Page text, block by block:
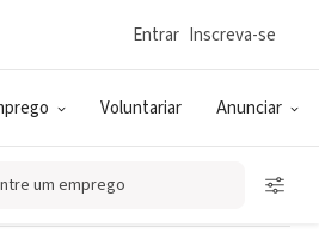
Voluntariar Anunciar
Entrar Inscreva-se
um emprego
of